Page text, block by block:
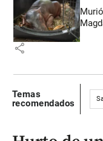
share
Temas
recomendados